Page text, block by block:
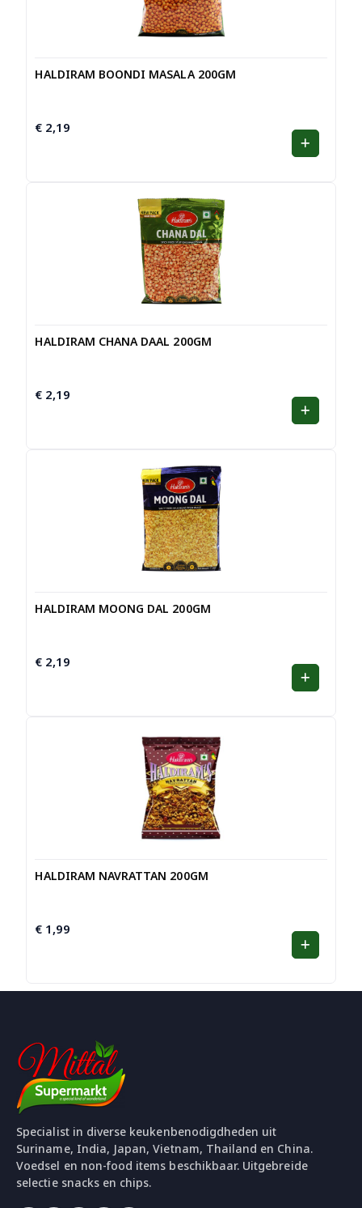
HALDIRAM BOONDI MASALA 200GM
€ 2,19
HALDIRAM CHANA DAAL 200GM
€ 2,19
HALDIRAM MOONG DAL 200GM
€ 2,19
HALDIRAM NAVRATTAN 200GM
€ 1,99
Specialist in diverse keukenbenodigdheden uit
Suriname, India, Japan, Vietnam, Thailand en China.
Voedsel en non-food items beschikbaar. Uitgebreide
selectie snacks en chips.